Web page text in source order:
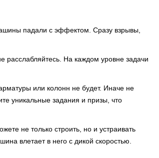
падали с эффектом. Сразу взрывы,
расслабляйтесь. На каждом уровне задачи
или колонн не будет. Иначе не
уникальные задания и призы, что
не только строить, но и устраивать
влетает в него с дикой скоростью.